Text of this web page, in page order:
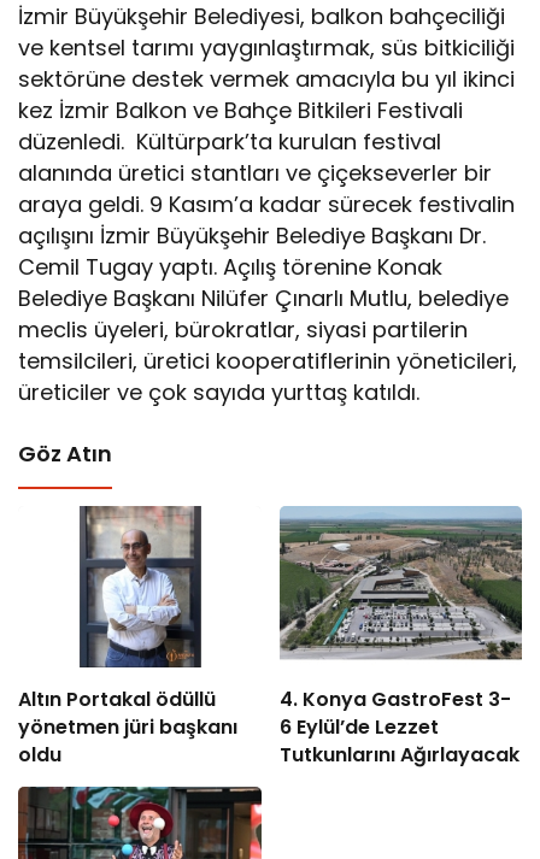
İzmir Büyükşehir Belediyesi, balkon bahçeciliği
ve kentsel tarımı yaygınlaştırmak, süs bitkiciliği
sektörüne destek vermek amacıyla bu yıl ikinci
kez İzmir Balkon ve Bahçe Bitkileri Festivali
düzenledi. Kültürpark’ta kurulan festival
alanında üretici stantları ve çiçekseverler bir
araya geldi. 9 Kasım’a kadar sürecek festivalin
açılışını İzmir Büyükşehir Belediye Başkanı Dr.
Cemil Tugay yaptı. Açılış törenine Konak
Belediye Başkanı Nilüfer Çınarlı Mutlu, belediye
meclis üyeleri, bürokratlar, siyasi partilerin
temsilcileri, üretici kooperatiflerinin yöneticileri,
üreticiler ve çok sayıda yurttaş katıldı.
Göz Atın
Altın Portakal ödüllü
yönetmen jüri başkanı
oldu
4. Konya GastroFest 3-
6 Eylül’de Lezzet
Tutkunlarını Ağırlayacak